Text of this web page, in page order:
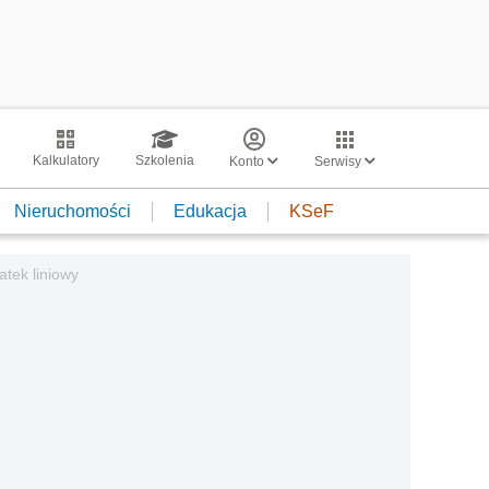
Kalkulatory Szkolenia Konto Serwisy
Nieruchomości Edukacja KSeF
liniowy